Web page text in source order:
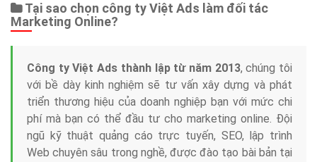
Tại sao chọn công ty Việt Ads làm đối tác
Marketing Online?
Công ty Việt Ads thành lập từ năm 2013, chúng tôi
với bề dày kinh nghiệm sẽ tư vấn xây dựng và phát
triển thương hiệu của doanh nghiệp bạn với mức chi
phí mà bạn có thể đầu tư cho marketing online. Đội
ngũ kỹ thuật quảng cáo trực tuyến, SEO, lập trình
Web chuyên sâu trong nghề, được đào tạo bài bản tại